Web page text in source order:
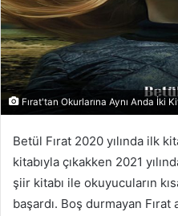
Fırat'tan Okurlarına Aynı Anda İki
Betül Fırat 2020 yılında ilk
kitabıyla çıkakken 2021
şiir kitabı ile okuyucuların
başardı. Boş durmayan Fırat